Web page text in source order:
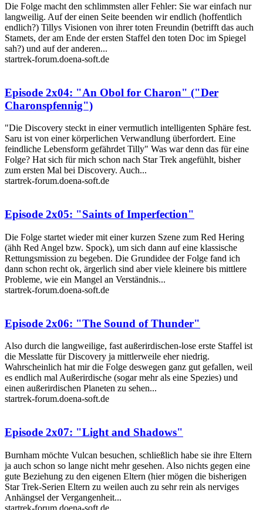
Die Folge macht den schlimmsten aller Fehler: Sie war einfach nur
langweilig. Auf der einen Seite beenden wir endlich (hoffentlich
endlich?) Tillys Visionen von ihrer toten Freundin (betrifft das auch
Stamets, der am Ende der ersten Staffel den toten Doc im Spiegel
sah?) und auf der anderen...
startrek-forum.doena-soft.de
Episode 2x04: "An Obol for Charon" ("Der
Charonspfennig")
"Die Discovery steckt in einer vermutlich intelligenten Sphäre fest.
Saru ist von einer körperlichen Verwandlung überfordert. Eine
feindliche Lebensform gefährdet Tilly" Was war denn das für eine
Folge? Hat sich für mich schon nach Star Trek angefühlt, bisher
zum ersten Mal bei Discovery. Auch...
startrek-forum.doena-soft.de
Episode 2x05: "Saints of Imperfection"
Die Folge startet wieder mit einer kurzen Szene zum Red Hering
(ähh Red Angel bzw. Spock), um sich dann auf eine klassische
Rettungsmission zu begeben. Die Grundidee der Folge fand ich
dann schon recht ok, ärgerlich sind aber viele kleinere bis mittlere
Probleme, wie ein Mangel an Verständnis...
startrek-forum.doena-soft.de
Episode 2x06: "The Sound of Thunder"
Also durch die langweilige, fast außerirdischen-lose erste Staffel ist
die Messlatte für Discovery ja mittlerweile eher niedrig.
Wahrscheinlich hat mir die Folge deswegen ganz gut gefallen, weil
es endlich mal Außerirdische (sogar mehr als eine Spezies) und
einen außerirdischen Planeten zu sehen...
startrek-forum.doena-soft.de
Episode 2x07: "Light and Shadows"
Burnham möchte Vulcan besuchen, schließlich habe sie ihre Eltern
ja auch schon so lange nicht mehr gesehen. Also nichts gegen eine
gute Beziehung zu den eigenen Eltern (hier mögen die bisherigen
Star Trek-Serien Eltern zu weilen auch zu sehr rein als nerviges
Anhängsel der Vergangenheit...
startrek-forum.doena-soft.de